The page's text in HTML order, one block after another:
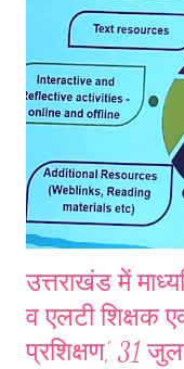
गए लिंक पर क्लिक कर दीक्षा
एप को इंस्टॉल करने के बाद
बनाते समय दीक्षा एप पर
उत्तराखंड में
व एलटी शिक्षक
प्रशिक्षण', 31